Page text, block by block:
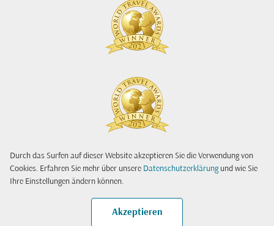
Durch das Surfen auf dieser Website akzeptieren Sie die Verwendung von
Cookies. Erfahren Sie mehr über unsere Datenschutzerklärung und wie Sie
Ihre Einstellungen ändern können.
Akzeptieren